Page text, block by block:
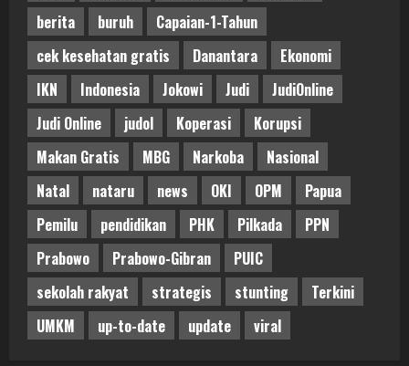
berita
buruh
Capaian-1-Tahun
cek kesehatan gratis
Danantara
Ekonomi
IKN
Indonesia Jokowi Judi
JudiOnline
Judi Online
judol Koperasi
Korupsi
Makan Gratis
MBG Narkoba
Nasional
Natal
nataru news OKI OPM
Papua
Pemilu
pendidikan PHK Pilkada
PPN
Prabowo
Prabowo-Gibran
PUIC
sekolah rakyat
strategis stunting
Terkini
UMKM
up-to-date update viral